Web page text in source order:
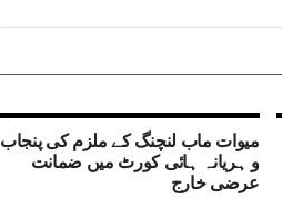
میوات ماب لنچنگ کے ملزم کی پنجاب
و ہریانہ ہائی کورٹ میں ضمانت
عرضی خارج